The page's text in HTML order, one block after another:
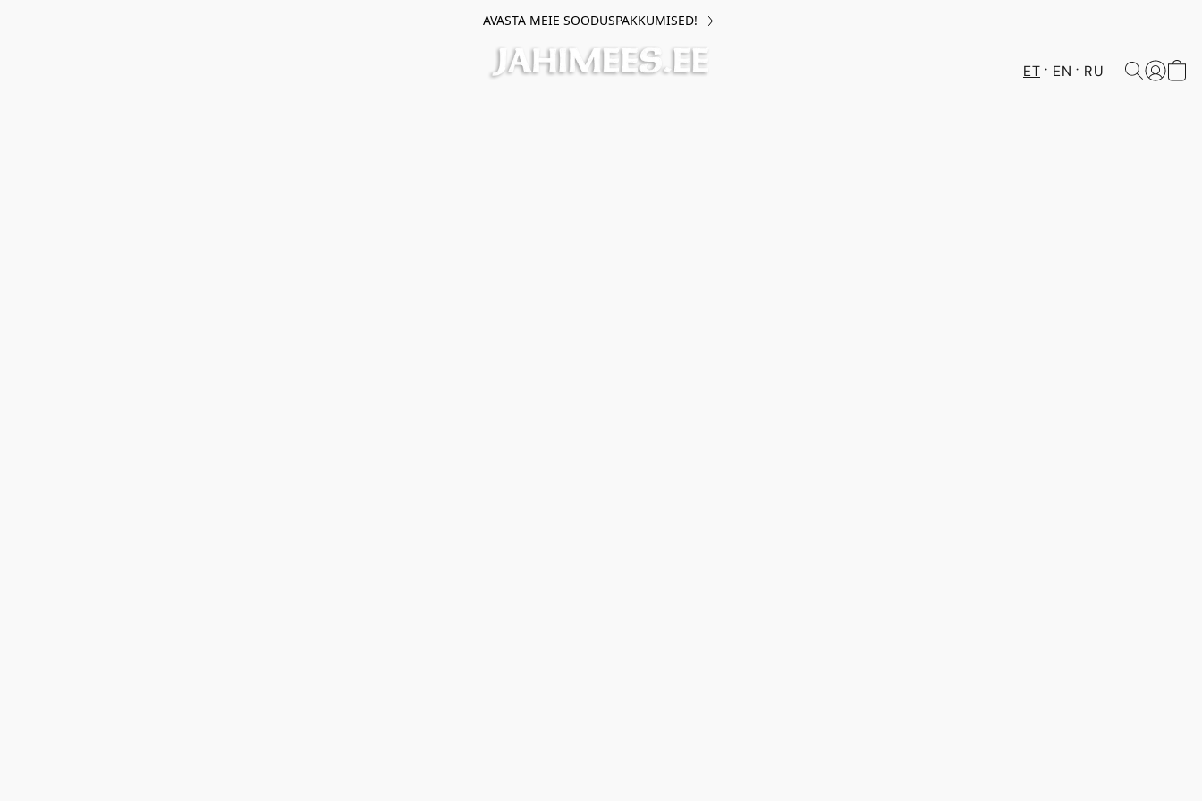
AVASTA MEIE SOODUSPAKKUMISED!
ET EN RU